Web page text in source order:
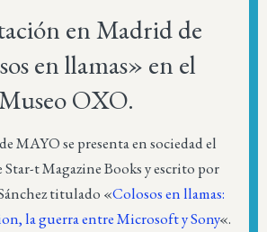
en Madrid de
en llamas» en el
OXO.
MAYO se presenta en sociedad el
t Magazine Books y escrito por
titulado «Colosos en llamas:
la guerra entre Microsoft y Sony«.